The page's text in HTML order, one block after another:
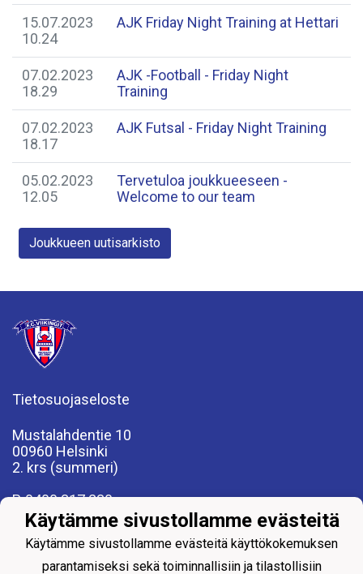
15.07.2023
10.24
AJK Friday Night Training at Hettari
07.02.2023
18.29
AJK -Football - Friday Night
Training
07.02.2023
18.17
AJK Futsal - Friday Night Training
05.02.2023
12.05
Tervetuloa joukkueeseen -
Welcome to our team
Joukkueen uutisarkisto
Tietosuojaseloste
Mustalahdentie 10
00960 Helsinki
2. krs (summeri)
P. 0400 317 230
fcviikingit@fcviikingit.com
www.fcviikingit.fi
Käytämme sivustollamme evästeitä
Käytämme sivustollamme evästeitä käyttökokemuksen
parantamiseksi sekä toiminnallisiin ja tilastollisiin